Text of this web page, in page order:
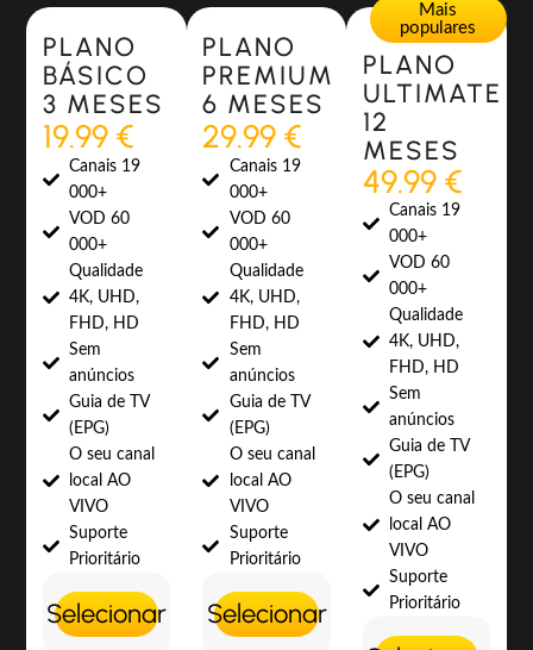
Most Popular
PLANO
BÁSICO
3 MESES
19.99 €
Canais 19
000+
VOD 60
000+
Qualidade
4K, UHD,
FHD, HD
Sem
anúncios
Guia de TV
(EPG)
O seu canal
local AO
VIVO
Suporte
Prioritário
Selecionar
Most Popular
PLANO
PREMIUM
6 MESES
29.99 €
Canais 19
000+
VOD 60
000+
Qualidade
4K, UHD,
FHD, HD
Sem
anúncios
Guia de TV
(EPG)
O seu canal
local AO
VIVO
Suporte
Prioritário
Selecionar
Mais
populares
PLANO
ULTIMATE
12
MESES
49.99 €
Canais 19
000+
VOD 60
000+
Qualidade
4K, UHD,
FHD, HD
Sem
anúncios
Guia de TV
(EPG)
O seu canal
local AO
VIVO
Suporte
Prioritário